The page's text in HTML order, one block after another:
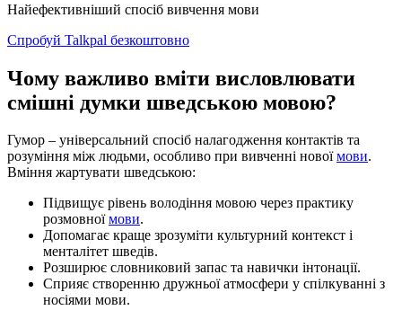
Найефективніший спосіб вивчення мови
Спробуй Talkpal безкоштовно
Чому важливо вміти висловлювати
смішні думки шведською мовою?
Гумор – універсальний спосіб налагодження контактів та
розуміння між людьми, особливо при вивченні новоїмови.
Вміння жартувати шведською:
Підвищує рівень володіння мовою через практику
розмовноїмови.
Допомагає краще зрозуміти культурний контекст і
менталітет шведів.
Розширює словниковий запас та навички інтонації.
Сприяє створенню дружньої атмосфери у спілкуванні з
носіями мови.